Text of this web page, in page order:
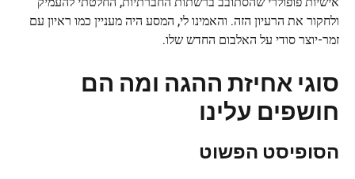
ולחקור את הרעיון הזה. והאמינו לי, המסע היה מעניין כמו ראיון עם
זמר-יוצר סודי על האלבום החדש שלו.
סוגי אחיזת ההגה ומה הם
חושפים עלינו
הסופיסט הפשוט